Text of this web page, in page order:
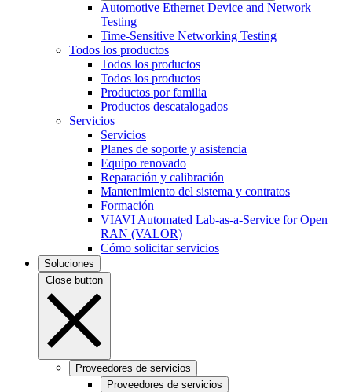
Automotive Ethernet Device and Network
Testing
Time-Sensitive Networking Testing
Todos los productos
Todos los productos
Todos los productos
Productos por familia
Productos descatalogados
Servicios
Servicios
Planes de soporte y asistencia
Equipo renovado
Reparación y calibración
Mantenimiento del sistema y contratos
Formación
VIAVI Automated Lab-as-a-Service for Open
RAN (VALOR)
Cómo solicitar servicios
Soluciones
Close button
Proveedores de servicios
Proveedores de servicios